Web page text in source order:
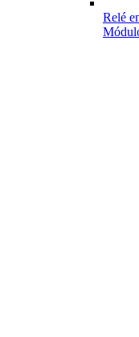
Relé